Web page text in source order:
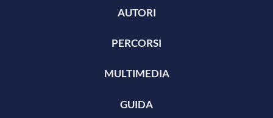
AUTORI
PERCORSI
MULTIMEDIA
GUIDA